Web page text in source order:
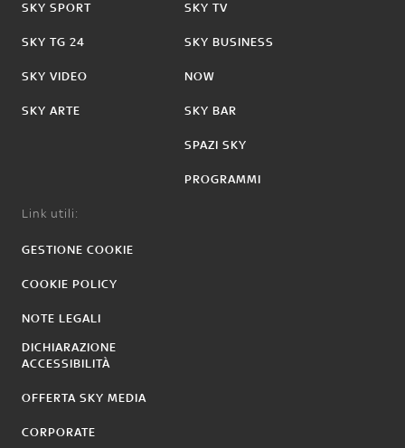
SKY SPORT
SKY TG 24
SKY VIDEO
SKY ARTE
SKY TV
SKY BUSINESS
NOW
SKY BAR
SPAZI SKY
PROGRAMMI
Link utili:
GESTIONE COOKIE
COOKIE POLICY
NOTE LEGALI
DICHIARAZIONE
ACCESSIBILITÀ
OFFERTA SKY MEDIA
CORPORATE